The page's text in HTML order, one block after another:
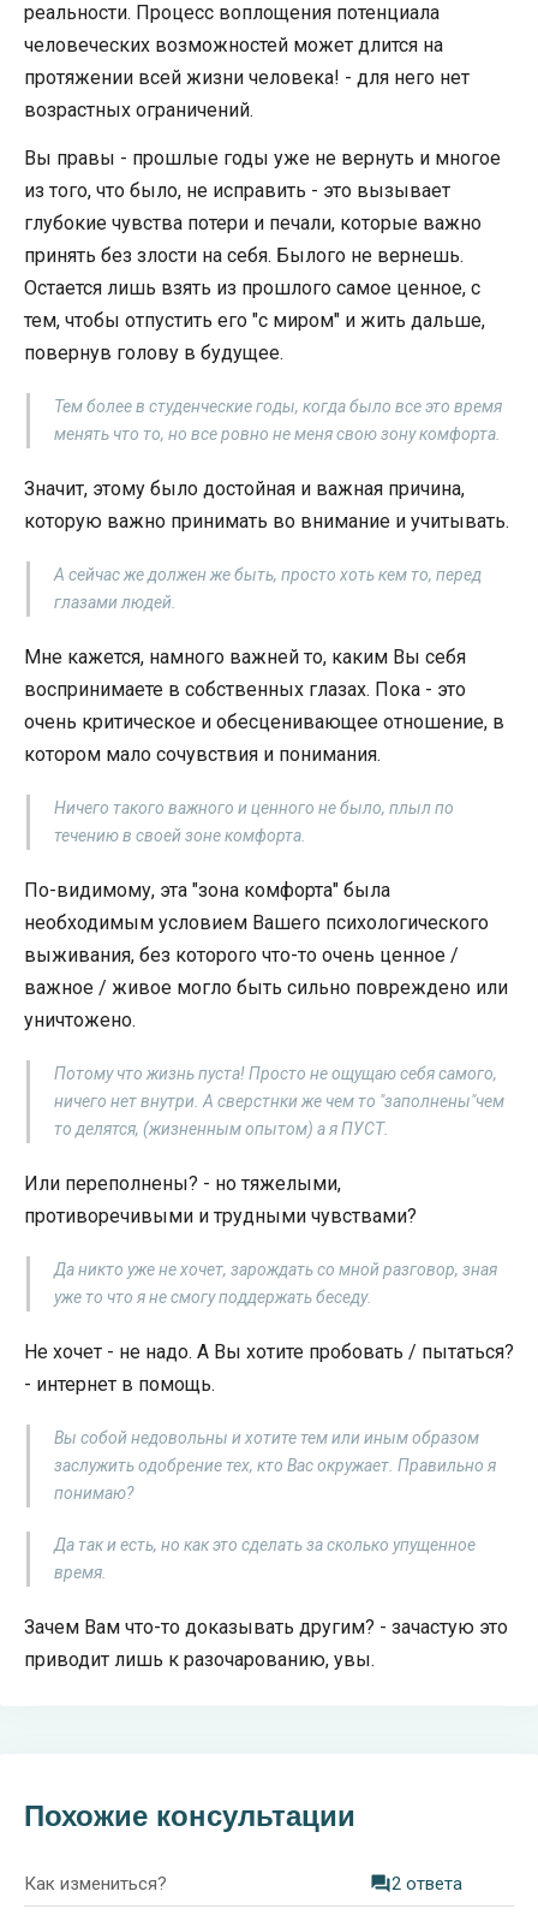
реальности. Процесс воплощения потенциала
человеческих возможностей может длится на
протяжении всей жизни человека! - для него нет
возрастных ограничений.
Вы правы - прошлые годы уже не вернуть и многое
из того, что было, не исправить - это вызывает
глубокие чувства потери и печали, которые важно
принять без злости на себя. Былого не вернешь.
Остается лишь взять из прошлого самое ценное, с
тем, чтобы отпустить его "с миром" и жить дальше,
повернув голову в будущее.
Тем более в студенческие годы, когда было все это время
менять что то, но все ровно не меня свою зону комфорта.
Значит, этому было достойная и важная причина,
которую важно принимать во внимание и учитывать.
А сейчас же должен же быть, просто хоть кем то, перед
глазами людей.
Мне кажется, намного важней то, каким Вы себя
воспринимаете в собственных глазах. Пока - это
очень критическое и обесценивающее отношение, в
котором мало сочувствия и понимания.
Ничего такого важного и ценного не было, плыл по
течению в своей зоне комфорта.
По-видимому, эта "зона комфорта" была
необходимым условием Вашего психологического
выживания, без которого что-то очень ценное /
важное / живое могло быть сильно повреждено или
уничтожено.
Потому что жизнь пуста! Просто не ощущаю себя самого,
ничего нет внутри. А сверстнки же чем то "заполнены"чем
то делятся, (жизненным опытом) а я ПУСТ.
Или переполнены? - но тяжелыми,
противоречивыми и трудными чувствами?
Да никто уже не хочет, зарождать со мной разговор, зная
уже то что я не смогу поддержать беседу.
Не хочет - не надо. А Вы хотите пробовать / пытаться?
- интернет в помощь.
Вы собой недовольны и хотите тем или иным образом
заслужить одобрение тех, кто Вас окружает. Правильно я
понимаю?
Да так и есть, но как это сделать за сколько упущенное
время.
Зачем Вам что-то доказывать другим? - зачастую это
приводит лишь к разочарованию, увы.
Похожие консультации
Как измениться? 2 ответа